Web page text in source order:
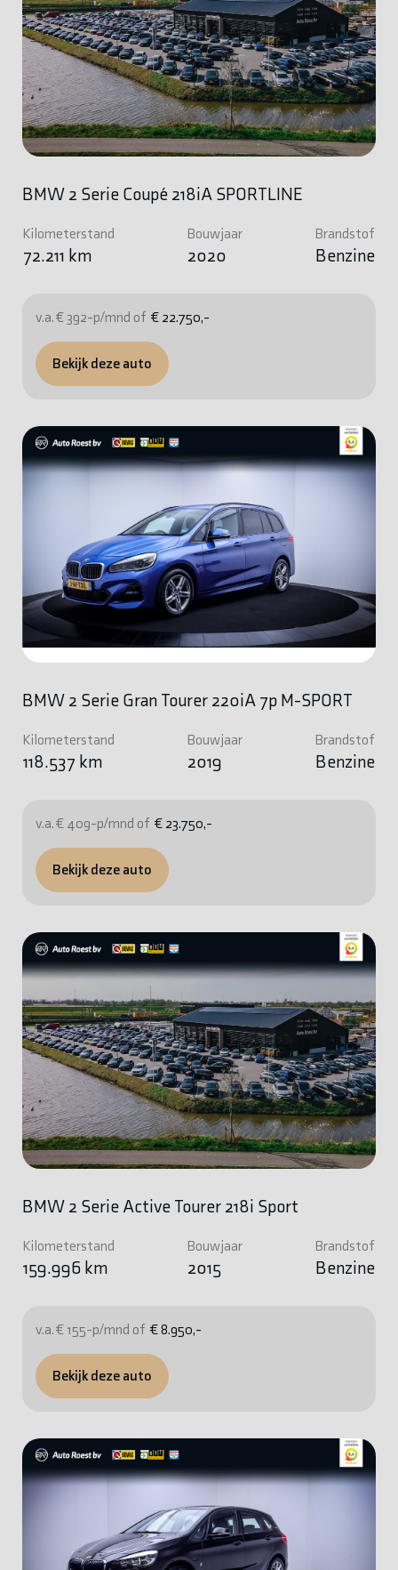
BMW 2 Serie Coupé 218iA SPORTLINE
Kilometerstand
72.211 km
Bouwjaar
2020
Brandstof
Benzine
v.a. € 392-p/mnd of € 22.750,-
Bekijk deze auto
BMW 2 Serie Gran Tourer 220iA 7p M-SPORT
Kilometerstand
118.537 km
Bouwjaar
2019
Brandstof
Benzine
v.a. € 409-p/mnd of € 23.750,-
Bekijk deze auto
BMW 2 Serie Active Tourer 218i Sport
Kilometerstand
159.996 km
Bouwjaar
2015
Brandstof
Benzine
v.a. € 155-p/mnd of € 8.950,-
Bekijk deze auto